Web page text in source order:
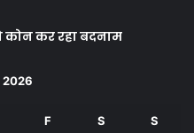
कोन कर रहा बदनाम
2026
F S S